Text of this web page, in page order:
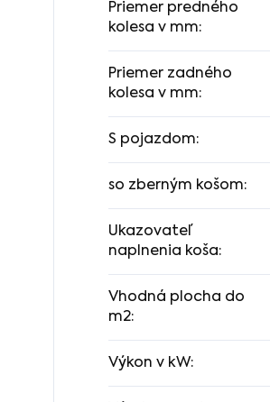
Priemer predného
kolesa v mm:
Priemer zadného
kolesa v mm:
S pojazdom:
so zberným košom:
Ukazovateľ
naplnenia koša:
Vhodná plocha do
m2:
Výkon v kW: